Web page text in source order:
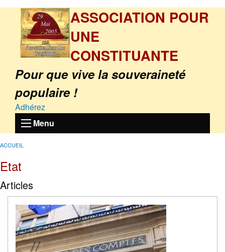
ASSOCIATION POUR
UNE
CONSTITUANTE
Pour que vive la souveraineté
populaire !
Adhérez
Menu
ACCUEIL
Etat
Articles